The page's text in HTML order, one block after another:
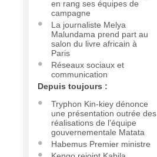
en rang ses équipes de
campagne
La journaliste Melya
Malundama prend part au
salon du livre africain à
Paris
Réseaux sociaux et
communication
Depuis toujours :
Tryphon Kin-kiey dénonce
une présentation outrée des
réalisations de l’équipe
gouvernementale Matata
Habemus Premier ministre